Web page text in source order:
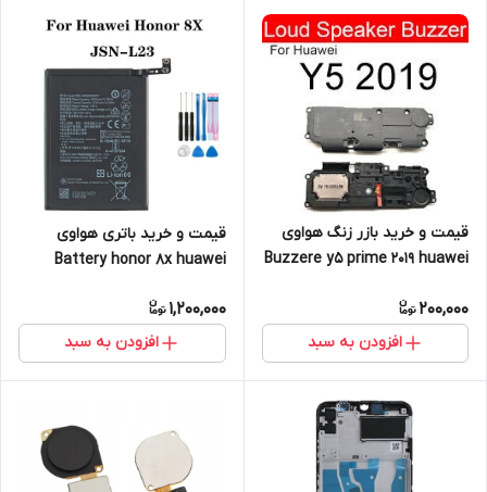
قیمت و خرید بازر زنگ هواوی
Buzzere y5 prime 2019 huawei
200,000
افزودن به سبد
قیمت و خرید باتری هواوی
Battery honor 8x huawei
1,200,000
افزودن به سبد